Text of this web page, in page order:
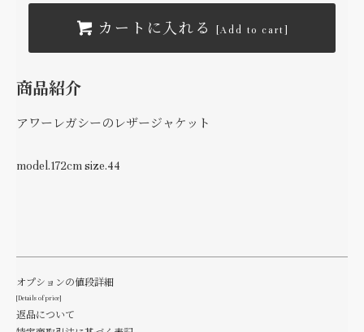
カートに入れる [Add to cart]
商品紹介
アワーレガシーのレザージャケット
model.172cm size.44
オプションの値段詳細
[Details of price]
返品について